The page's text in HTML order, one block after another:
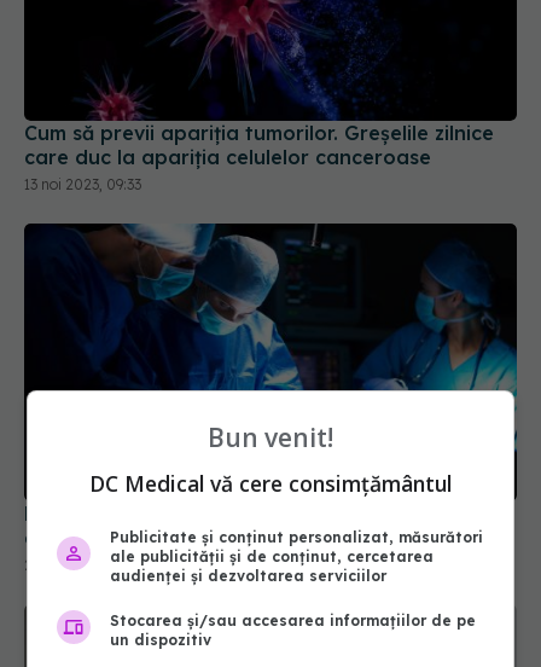
Cum să previi apariția tumorilor. Greșelile zilnice
care duc la apariția celulelor canceroase
13 noi 2023, 09:33
De ce apare durerea după operație. BH4,
compusul care joacă un rol major
26 aug 2024, 22:43
Bun venit!
DC Medical vă cere consimțământul
Publicitate și conținut personalizat, măsurători
ale publicității și de conținut, cercetarea
audienței și dezvoltarea serviciilor
Stocarea și/sau accesarea informațiilor de pe
un dispozitiv